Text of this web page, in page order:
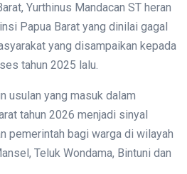
Yurthinus Mandacan ST heran
Papua Barat yang dinilai gagal
yang disampaikan kepada
tahun 2025 lalu.
usulan yang masuk dalam
tahun 2026 menjadi sinyal
pemerintah bagi warga di wilayah
Teluk Wondama, Bintuni dan